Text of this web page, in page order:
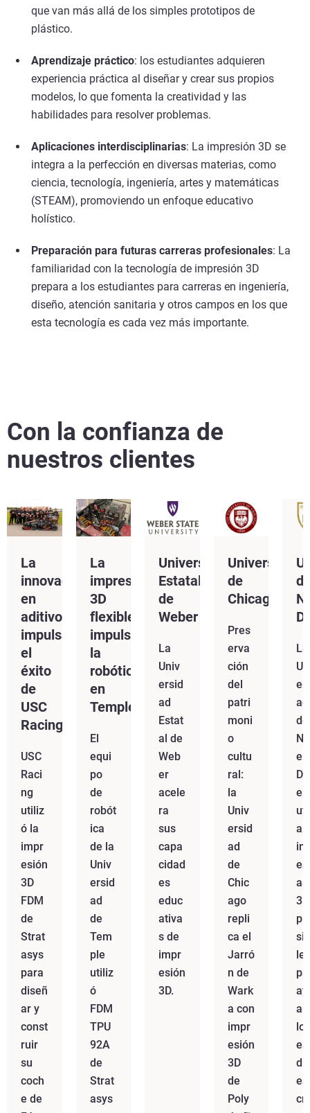
que van más allá de los simples prototipos de
plástico.
Aprendizaje práctico: los estudiantes adquieren
experiencia práctica al diseñar y crear sus propios
modelos, lo que fomenta la creatividad y las
habilidades para resolver problemas.
Aplicaciones interdisciplinarias: La impresión 3D se
integra a la perfección en diversas materias, como
ciencia, tecnología, ingeniería, artes y matemáticas
(STEAM), promoviendo un enfoque educativo
holístico.
Preparación para futuras carreras profesionales: La
familiaridad con la tecnología de impresión 3D
prepara a los estudiantes para carreras en ingeniería,
diseño, atención sanitaria y otros campos en los que
esta tecnología es cada vez más importante.
Con la confianza de
nuestros clientes
La
innovación
en
aditivos
impulsa
el
éxito
de
USC
Racing
USC
Raci
ng
utiliz
ó la
impr
esión
3D
FDM
de
Strat
asys
para
diseñ
ar y
const
ruir
su
coch
e de
La
impresión
3D
flexible
impulsa
la
robótica
en
Temple
El
equi
po
de
robót
ica
de la
Univ
ersid
ad
de
Tem
ple
utiliz
ó
FDM
TPU
92A
de
Strat
asys
Universidad
Estatal
de
Weber
La
Univ
ersid
ad
Estat
al de
Web
er
acele
ra
sus
capa
cidad
es
educ
ativa
s de
impr
esión
3D.
Universidad
de
Chicago
Pres
erva
ción
del
patri
moni
o
cultu
ral:
la
Univ
ersid
ad
de
Chic
ago
repli
ca el
Jarró
n de
Wark
a con
impr
esión
3D
de
Poly
La
ad
de
e
e
a
as
3D
ar